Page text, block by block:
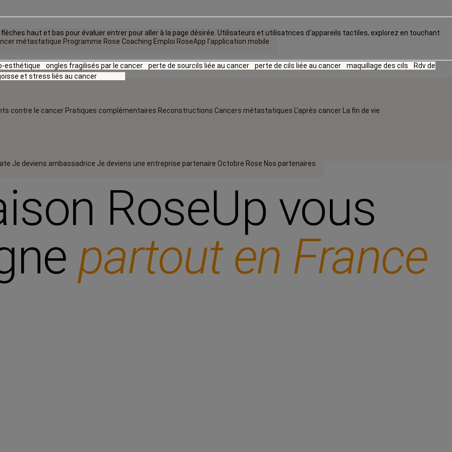
métastatique Programme Rose Coaching Emploi RoseApp l’application mobile
contre le cancer Pratiques complémentaires Reconstructions Cancers métastatiques L’après cancer La fin de vie
Je deviens ambassadrice Je deviens une entreprise partenaire Octobre Rose Nos partenaires
haut et bas pour évaluer entrer pour aller à la page désirée. Utilisateurs et utilisatrices d‘appareils tactiles, explorez en touchant
esthétique ongles fragilisés par le cancer perte de sourcils liée au cancer perte de cils liée au cancer maquillage des cils
Rdv de
et stress liés au cancer
RoseUp vous
partout en France